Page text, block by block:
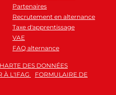
Partenaires
Recrutement en alternance
Taxe d'apprentissage
VAE
FAQ alternance
DES DONNÉES
À L'IFAG
FORMULAIRE DE